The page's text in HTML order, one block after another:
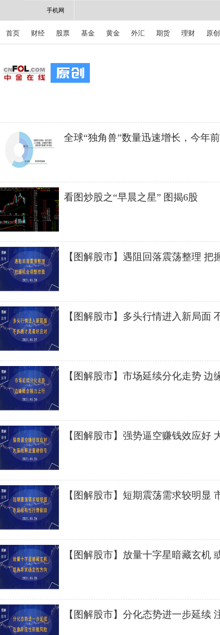
手机网
首页 财经 股票 基金 黄金 外汇 期货 理财 原创
全球“独角兽”数量迅速增长，今年
看图炒股之“早晨之星” 图揭6股
【图解股市】遇阻回落震荡整理 把
【图解股市】多头行情进入新局面
【图解股市】市场延续分化走势 边
【图解股市】强势逼空赚钱效应好
【图解股市】短期震荡需求较明显
【图解股市】放量十字星暗藏玄机
【图解股市】分化态势进一步延续